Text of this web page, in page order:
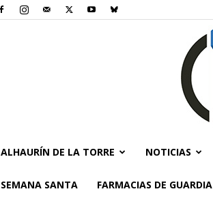
ALHAURÍN DE LA TORRE NOTICIAS
SEMANA SANTA FARMACIAS DE GUARDIA